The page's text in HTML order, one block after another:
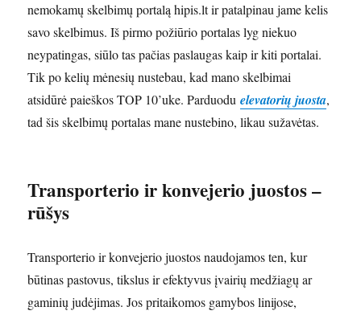
nemokamų skelbimų portalą hipis.lt ir patalpinau jame kelis
savo skelbimus. Iš pirmo požiūrio portalas lyg niekuo
neypatingas, siūlo tas pačias paslaugas kaip ir kiti portalai.
Tik po kelių mėnesių nustebau, kad mano skelbimai
atsidūrė paieškos TOP 10’uke. Parduoduelevatorių juosta,
tad šis skelbimų portalas mane nustebino, likau sužavėtas.
Transporterio ir konvejerio juostos –
rūšys
Transporterio ir konvejerio juostos naudojamos ten, kur
būtinas pastovus, tikslus ir efektyvus įvairių medžiagų ar
gaminių judėjimas. Jos pritaikomos gamybos linijose,